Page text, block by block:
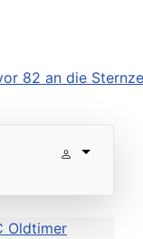
Oldtimer